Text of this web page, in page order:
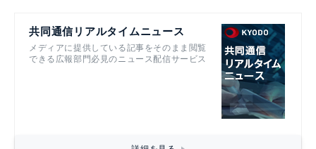
共同通信リアルタイムニュース
メディアに提供している記事をそのまま閲覧
できる広報部門必見のニュース配信サービス